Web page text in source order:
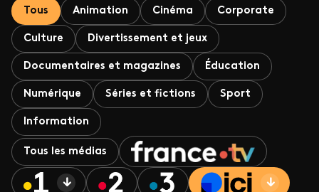
Tous Animation Cinéma Corporate
Culture Divertissement et jeux
Documentaires et magazines Éducation
Numérique Séries et fictions Sport
Information
Tous les médias